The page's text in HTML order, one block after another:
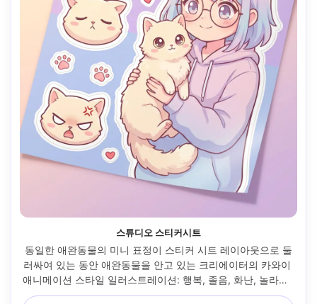
스튜디오 스티커시트
동일한 애완동물의 미니 표정이 스티커 시트 레이아웃으로 둘
러싸여 있는 동안 애완동물을 안고 있는 크리에이터의 카와이
애니메이션 스타일 일러스트레이션: 행복, 졸음, 화난, 놀라움,
발과 하트와 같은 작은 아이콘, 평평한 파스텔 배경, 두껍고 깨